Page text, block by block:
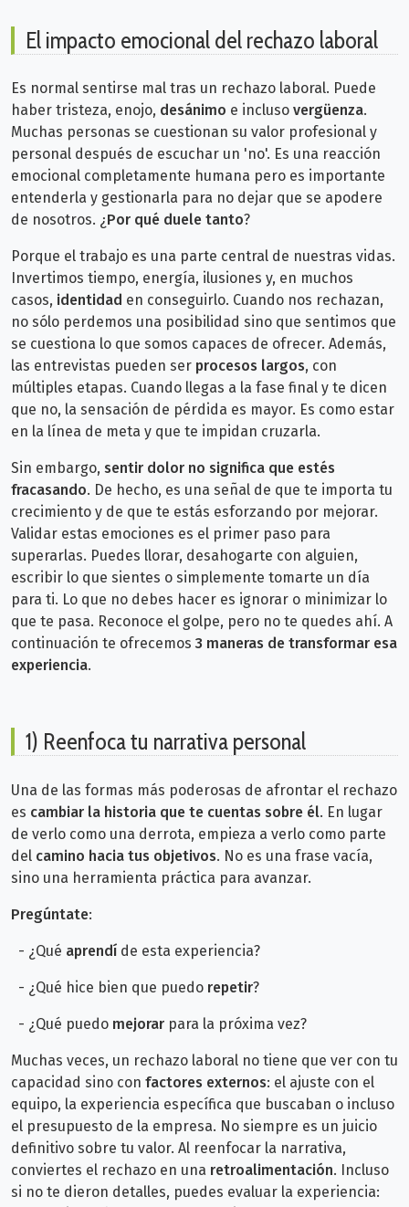
El impacto emocional del rechazo laboral
Es normal sentirse mal tras un rechazo laboral. Puede
haber tristeza, enojo, desánimo e incluso vergüenza.
Muchas personas se cuestionan su valor profesional y
personal después de escuchar un 'no'. Es una reacción
emocional completamente humana pero es importante
entenderla y gestionarla para no dejar que se apodere
de nosotros. ¿Por qué duele tanto?
Porque el trabajo es una parte central de nuestras vidas.
Invertimos tiempo, energía, ilusiones y, en muchos
casos, identidad en conseguirlo. Cuando nos rechazan,
no sólo perdemos una posibilidad sino que sentimos que
se cuestiona lo que somos capaces de ofrecer. Además,
las entrevistas pueden ser procesos largos, con
múltiples etapas. Cuando llegas a la fase final y te dicen
que no, la sensación de pérdida es mayor. Es como estar
en la línea de meta y que te impidan cruzarla.
Sin embargo, sentir dolor no significa que estés
fracasando. De hecho, es una señal de que te importa tu
crecimiento y de que te estás esforzando por mejorar.
Validar estas emociones es el primer paso para
superarlas. Puedes llorar, desahogarte con alguien,
escribir lo que sientes o simplemente tomarte un día
para ti. Lo que no debes hacer es ignorar o minimizar lo
que te pasa. Reconoce el golpe, pero no te quedes ahí. A
continuación te ofrecemos 3 maneras de transformar esa
experiencia.
1) Reenfoca tu narrativa personal
Una de las formas más poderosas de afrontar el rechazo
es cambiar la historia que te cuentas sobre él. En lugar
de verlo como una derrota, empieza a verlo como parte
del camino hacia tus objetivos. No es una frase vacía,
sino una herramienta práctica para avanzar.
Pregúntate:
- ¿Qué aprendí de esta experiencia?
- ¿Qué hice bien que puedo repetir?
- ¿Qué puedo mejorar para la próxima vez?
Muchas veces, un rechazo laboral no tiene que ver con tu
capacidad sino con factores externos: el ajuste con el
equipo, la experiencia específica que buscaban o incluso
el presupuesto de la empresa. No siempre es un juicio
definitivo sobre tu valor. Al reenfocar la narrativa,
conviertes el rechazo en una retroalimentación. Incluso
si no te dieron detalles, puedes evaluar la experiencia: